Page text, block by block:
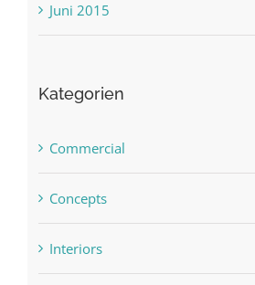
Juni 2015
Kategorien
Commercial
Concepts
Interiors